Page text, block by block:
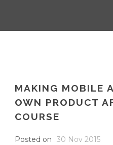
MAKING MOBILE
OWN PRODUCT
COURSE
Posted on 30 Nov 2015